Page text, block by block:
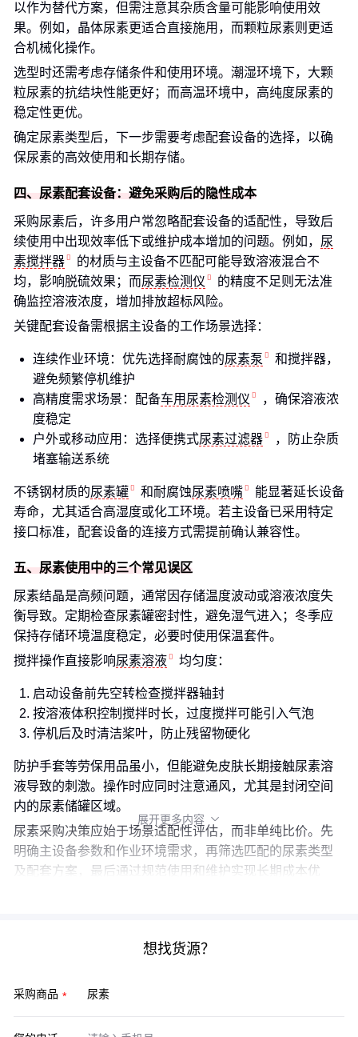
以作为替代方案，但需注意其杂质含量可能影响使用效
果。例如，晶体尿素更适合直接施用，而颗粒尿素则更适
合机械化操作。
选型时还需考虑存储条件和使用环境。潮湿环境下，大颗
粒尿素的抗结块性能更好；而高温环境中，高纯度尿素的
稳定性更优。
确定尿素类型后，下一步需要考虑配套设备的选择，以确
保尿素的高效使用和长期存储。
四、尿素配套设备：避免采购后的隐性成本
采购尿素后，许多用户常忽略配套设备的适配性，导致后
续使用中出现效率低下或维护成本增加的问题。例如， 尿
素搅拌器
的材质与主设备不匹配可能导致溶液混合不
均，影响脱硫效果；而尿素检测仪
的精度不足则无法准
确监控溶液浓度，增加排放超标风险。
关键配套设备需根据主设备的工作场景选择：
连续作业环境：优先选择耐腐蚀的尿素泵
和搅拌器，
避免频繁停机维护
高精度需求场景：配备车用尿素检测仪
，确保溶液浓
度稳定
户外或移动应用：选择便携式尿素过滤器
，防止杂质
堵塞输送系统
不锈钢材质的尿素罐 和耐腐蚀尿素喷嘴
能显著延长设备
寿命，尤其适合高湿度或化工环境。若主设备已采用特定
接口标准，配套设备的连接方式需提前确认兼容性。
五、尿素使用中的三个常见误区
尿素结晶是高频问题，通常因存储温度波动或溶液浓度失
衡导致。定期检查尿素罐密封性，避免湿气进入；冬季应
保持存储环境温度稳定，必要时使用保温套件。
搅拌操作直接影响尿素溶液 均匀度：
启动设备前先空转检查搅拌器轴封
按溶液体积控制搅拌时长，过度搅拌可能引入气泡
停机后及时清洁桨叶，防止残留物硬化
防护手套等劳保用品虽小，但能避免皮肤长期接触尿素溶
液导致的刺激。操作时应同时注意通风，尤其是封闭空间
内的尿素储罐区域。
尿素采购决策应始于场景适配性评估，而非单纯比价。先
明确主设备参数和作业环境需求，再筛选匹配的尿素类型
及配套方案，最后通过规范使用和维护实现长期成本优
展开更多内容 
想找货源？
采购商品